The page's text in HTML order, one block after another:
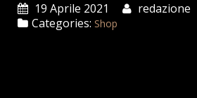
19 Aprile 2021 redazione
Categories: Shop